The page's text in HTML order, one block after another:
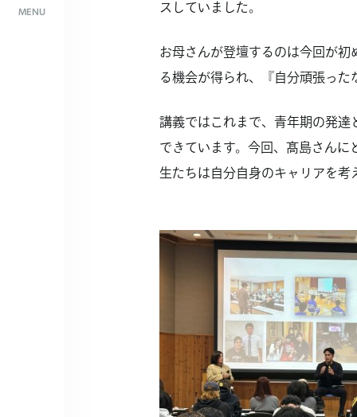
MENU
スしていました。
お母さんが登壇するのは今回が
る機会が得られ、『自分頑張っ
講義ではこれまで、青年期の発
できています。今回、髙島さん
生たちは自分自身のキャリアを